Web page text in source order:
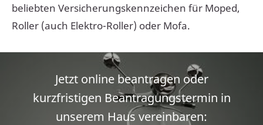
beliebten Versicherungskennzeichen für Moped,
Roller (auch Elektro-Roller) oder Mofa.
Jetzt online beantragen oder
kurzfristigen Beantragungstermin in
unserem Haus vereinbaren: